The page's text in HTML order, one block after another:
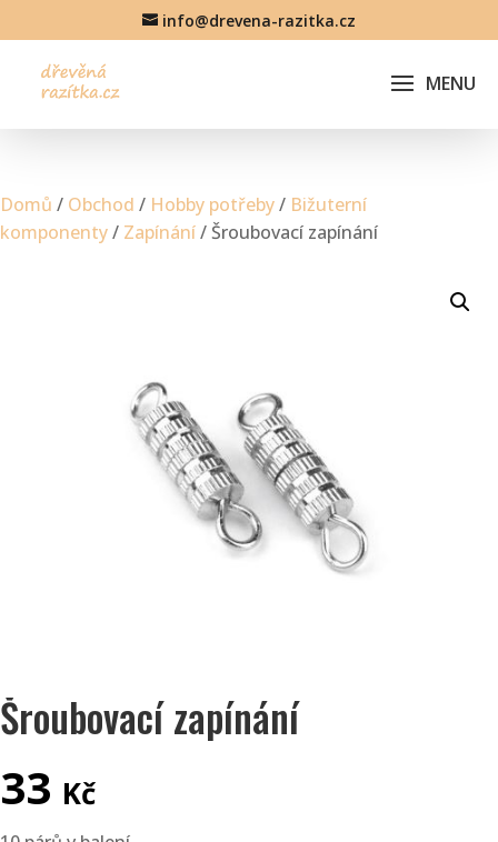
info@drevena-razitka.cz
Domů / Obchod / Hobby potřeby/ Bižuterní
komponenty/ Zapínání/ Šroubovací zapínání
Šroubovací zapínání
33 Kč